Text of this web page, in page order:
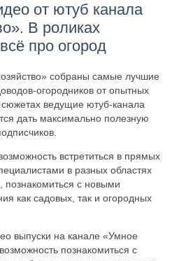
от ютуб канала
В роликах
про огород
собраны самые лучшие
огородников от опытных
сюжетах ведущие ютуб-канала
дать максимально полезную
встретиться в прямых
в разных областях
познакомиться с новыми
как садовых, так и огородных
выпуски на канале «Умное
познакомиться с